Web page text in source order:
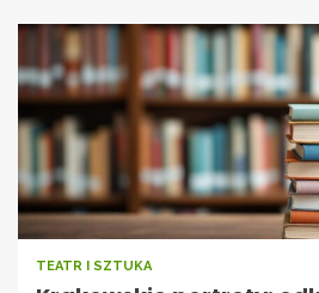
TEATR I SZTUKA